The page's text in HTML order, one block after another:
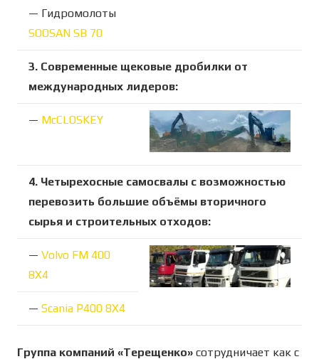
— Гидромолоты
SOOSAN SB 70
3. Современные щековые дробилки от
международных лидеров:
— McCLOSKEY
4. Четырехосные самосвалы с возможностью
перевозить большие объёмы вторичного
сырья и строительных отходов:
— Volvo FM 400
8X4
— Scania P400 8X4
Группа компаний «Терещенко» сотрудничает как с